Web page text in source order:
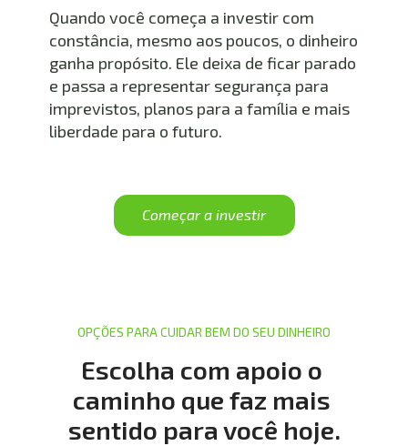
Quando você começa a investir com
constância, mesmo aos poucos, o dinheiro
ganha propósito. Ele deixa de ficar parado
e passa a representar segurança para
imprevistos, planos para a família e mais
liberdade para o futuro.
Começar a investir
OPÇÕES PARA CUIDAR BEM DO SEU DINHEIRO
Escolha com apoio o
caminho que faz mais
sentido para você hoje.